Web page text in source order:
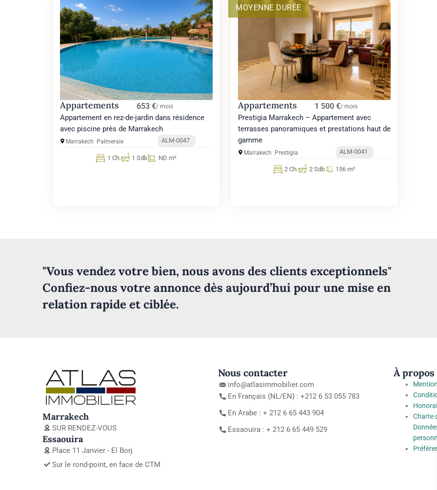
Appartements 653 €/ mois
Appartement en rez-de-jardin dans résidence
avec piscine près de Marrakech
Marrakech Palmeraie ALM-0047
1 Ch. 1 Sdb ND m²
MOYENNE DURÉE
Appartements 1 500 €/ mois
Prestigia Marrakech – Appartement avec
terrasses panoramiques et prestations haut de
gamme
Marrakech Prestigia ALM-0041
2 Ch. 2 Sdb 156 m²
"Vous vendez votre bien, nous avons des clients exceptionnels"
Confiez-nous votre annonce dès aujourd’hui pour une mise en
relation rapide et ciblée.
Marrakech
SUR RENDEZ-VOUS
Essaouira
Place 11 Janvier - El Borj
Sur le rond-point, en face de CTM
Nous contacter
info@atlasimmobilier.com
En Français (NL/EN) : +212 6 53 055 783
En Arabe : + 212 6 65 443 904
Essaouira : + 212 6 65 449 529
À propos
Charte